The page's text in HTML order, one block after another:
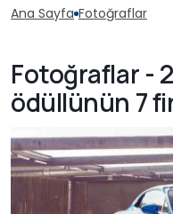
Ana Sayfa Fotoğraflar
Fotoğraflar -
ödüllünün 7